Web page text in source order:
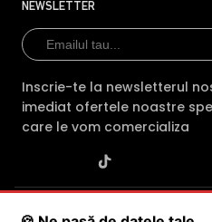
NEWSLETTER
Inscrie-te la newsletterul
imediat ofertele noastre
care le vom comercializa
SC POLITES ONLINE SRL